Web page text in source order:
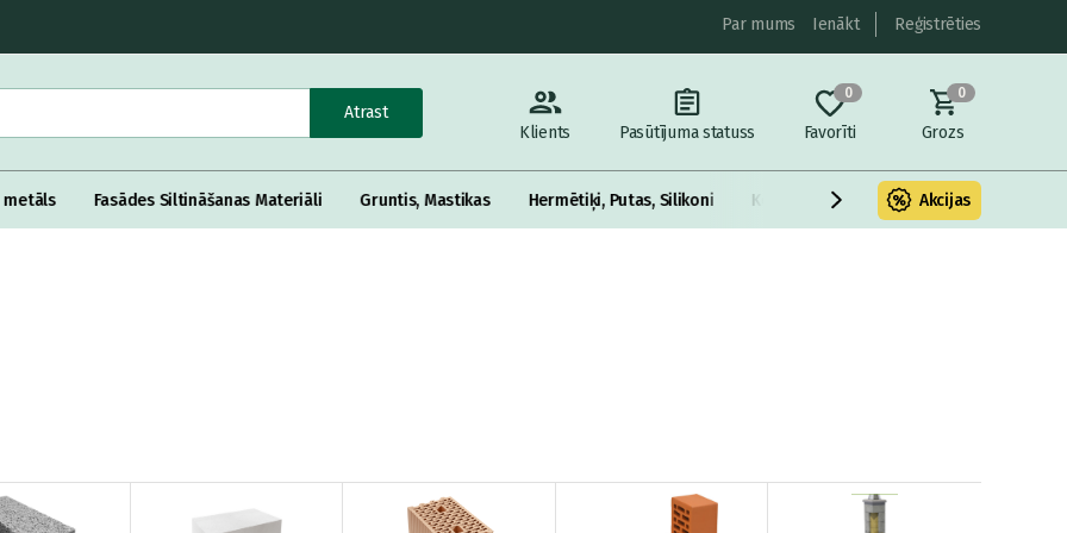
Par mums Ienākt Reģistrēties
Atrast
Klients
Pasūtījuma statuss
0
Favorīti
0
Grozs
metāls Fasādes Siltināšanas Materiāli Gruntis, Mastikas Hermētiķi, Putas, Silikoni Kokmateriāli Krāsas, Lakas,
Akcijas